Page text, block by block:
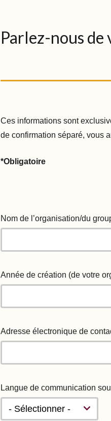
Parlez-nous
Ces informations sont
de confirmation séparé, vous
*Obligatoire
Nom de l’organisation/du
Année de création (de votre
Adresse électronique de
Langue de communication